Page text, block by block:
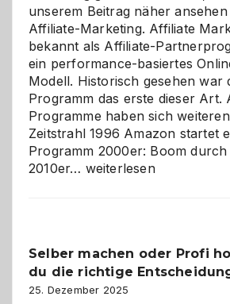
unserem Beitrag näher
Affiliate-Marketing. Affiliate
bekannt als Affiliate-
ein performance-basiertes
Modell. Historisch gesehen war
Programm das erste dieser Art.
Programme haben sich
Zeitstrahl 1996 Amazon startet
Programm 2000er: Boom durch
2010er… Affiliate-
Herausforderungen
und
Zukunft
weiterlesen
Selber machen oder Profi
du die richtige
25. Dezember 2025